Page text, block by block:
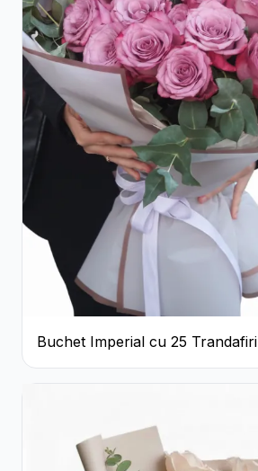
Buchet Imperial cu 25 Trandafiri